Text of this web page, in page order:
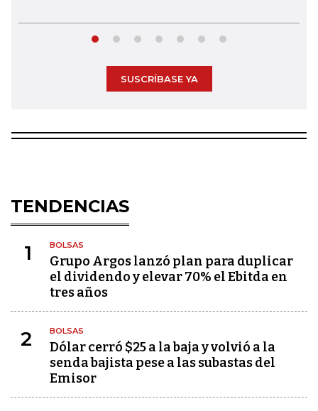
SUSCRÍBASE YA
TENDENCIAS
1 BOLSAS
Grupo Argos lanzó plan para duplicar
el dividendo y elevar 70% el Ebitda en
tres años
2 BOLSAS
Dólar cerró $25 a la baja y volvió a la
senda bajista pese a las subastas del
Emisor